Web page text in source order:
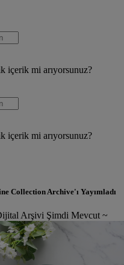
içerik mi arıyorsunuz?
içerik mi arıyorsunuz?
Collection Archive'ı Yayımladı
Arşivi Şimdi Mevcut ~